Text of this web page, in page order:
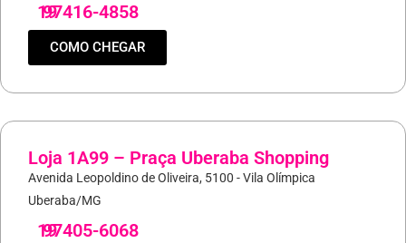
19
97416-4858
COMO CHEGAR
Loja 1A99 – Praça Uberaba Shopping
Avenida Leopoldino de Oliveira, 5100 - Vila Olímpica
Uberaba/MG
19
97405-6068